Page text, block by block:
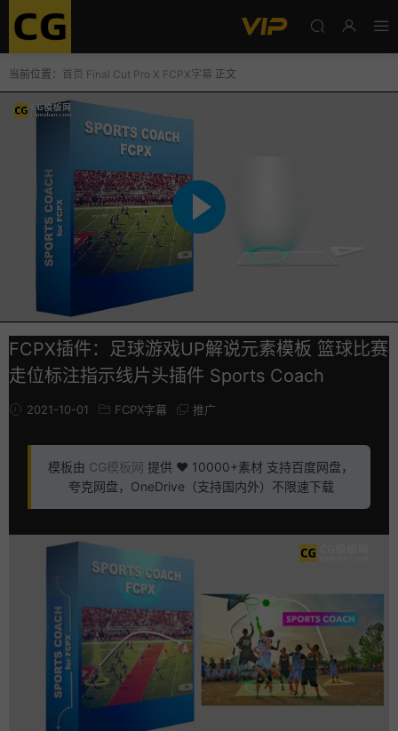
当前位置： 首页 Final Cut Pro X FCPX字幕 正文
FCPX插件：足球游戏UP解说元素模板 篮球比赛
走位标注指示线片头插件 Sports Coach
2021-10-01 FCPX字幕 推广
模板由 CG模板网 提供 ❤️ 10000+素材 支持百度网盘，
夸克网盘，OneDrive（支持国内外）不限速下载